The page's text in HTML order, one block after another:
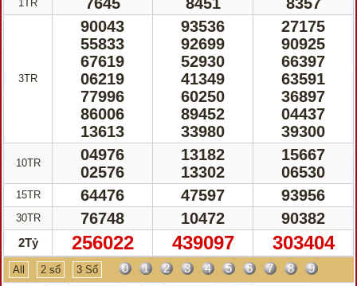
1TR
3TR
10TR
15TR
30TR
2Tỷ
90043
55833
67619
06219
77996
86006
13613
04976
02576
64476
76748
256022
93536
92699
52930
41349
60250
89452
33980
13182
13302
47597
10472
439097
27175
90925
66397
63591
36897
04437
39300
15667
06530
93956
90382
303404
All 2 số 3 Số 0 1 2 3 4 5 6 7 8 9